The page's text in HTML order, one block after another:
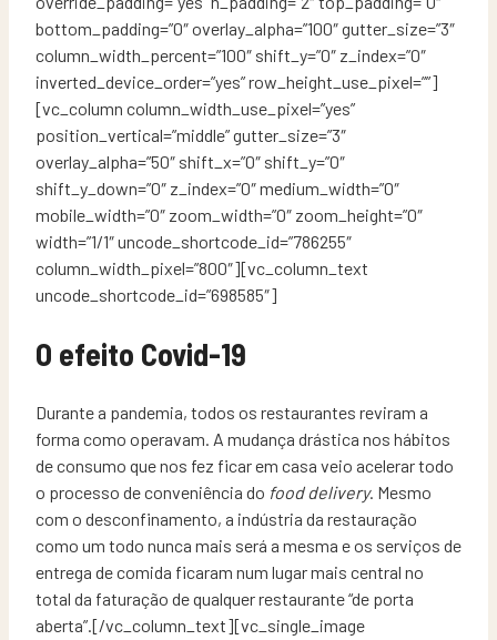
bottom_padding=”0″ overlay_alpha=”100″ gutter_size=”3″
column_width_percent=”100″ shift_y=”0″ z_index=”0″
inverted_device_order=”yes” row_height_use_pixel=””]
[vc_column column_width_use_pixel=”yes”
position_vertical=”middle” gutter_size=”3″
overlay_alpha=”50″ shift_x=”0″ shift_y=”0″
shift_y_down=”0″ z_index=”0″ medium_width=”0″
mobile_width=”0″ zoom_width=”0″ zoom_height=”0″
width=”1/1″ uncode_shortcode_id=”786255″
column_width_pixel=”800″][vc_column_text
uncode_shortcode_id=”698585″]
O efeito Covid-19
Durante a pandemia, todos os restaurantes reviram a
forma como operavam. A mudança drástica nos hábitos
de consumo que nos fez ficar em casa veio acelerar todo
o processo de conveniência do food delivery. Mesmo
com o desconfinamento, a indústria da restauração
como um todo nunca mais será a mesma e os serviços de
entrega de comida ficaram num lugar mais central no
total da faturação de qualquer restaurante “de porta
aberta”.[/vc_column_text][vc_single_image